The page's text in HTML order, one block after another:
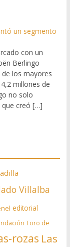
un segmento
con un
Berlingo
los mayores
millones de
no solo
que creó […]
Villalba
editorial
Toro de
rozas Las